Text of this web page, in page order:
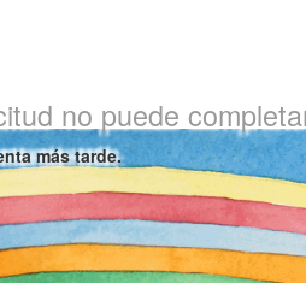
no puede
más tarde.